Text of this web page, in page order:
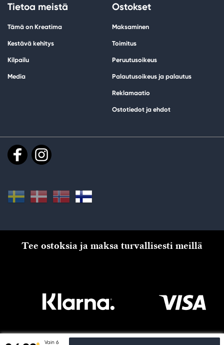
Vain 6
Tietoa meistä
Tämä on Kreatima
Kestävä kehitys
Kilpailu
Media
Ostokset
Maksaminen
Toimitus
Peruutusoikeus
Palautusoikeus ja palautus
Reklamaatio
Ostotiedot ja ehdot
Tee ostoksia ja maksa turvallisesti meillä